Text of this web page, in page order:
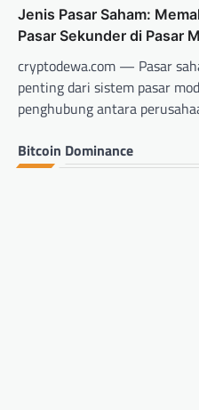
Jenis Pasar Saham:
Pasar Sekunder di Pasar
cryptodewa.com — Pasar
penting dari sistem pasar
penghubung antara
Bitcoin Dominance